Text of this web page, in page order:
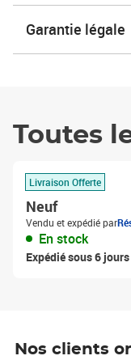
Garantie légale
Toutes
Livraison Offerte
Neuf
Vendu et expédié par
En stock
Expédié sous 6 jours
Nos clients